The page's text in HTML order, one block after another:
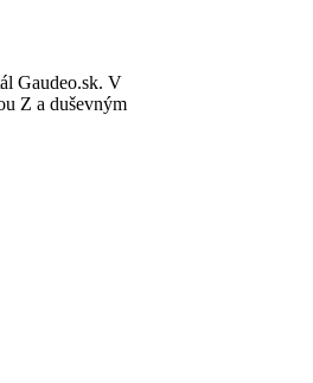
Gaudeo.sk. V
Z a duševným